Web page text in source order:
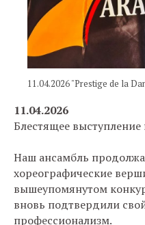
11.04.2026 "Prestige de la
11.04.2026
Блестящее выступление
Наш ансамбль
хореографические
вышеупомянутом
вновь подтвердили
профессионализм.